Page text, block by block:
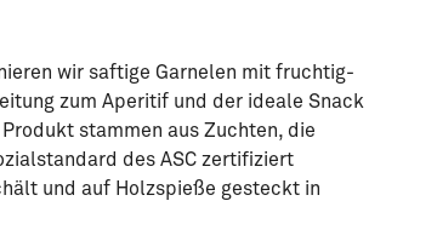
wir saftige Garnelen mit fruchtig-
zum Aperitif und der ideale Snack
stammen aus Zuchten, die
des ASC zertifiziert
und auf Holzspieße gesteckt in